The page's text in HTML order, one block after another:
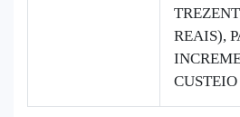
REAIS),